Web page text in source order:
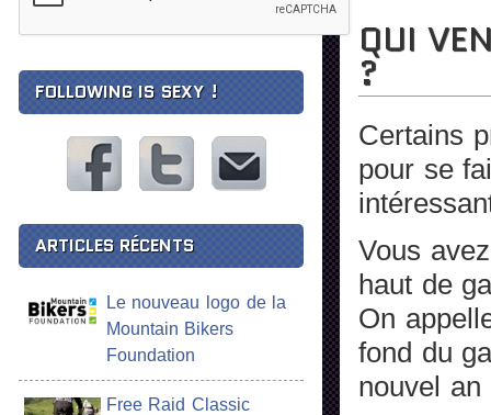
QUI
?
Certains
pour se
Vous
haut de
On
fond du
nouvel
FOLLOWING IS SEXY !
ARTICLES RÉCENTS
Le nouveau logo de la
Mountain Bikers
Foundation
Free Raid Classic